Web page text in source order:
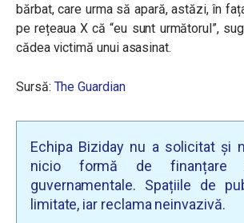
bărbat, care urma să apară, astăzi, în
pe rețeaua X că “eu sunt următorul”,
cădea victimă unui asasinat.
Sursă: The Guardian
Echipa Biziday nu a solicitat și
nicio formă de finanțare
guvernamentale. Spațiile de
limitate, iar reclama neinvazivă.